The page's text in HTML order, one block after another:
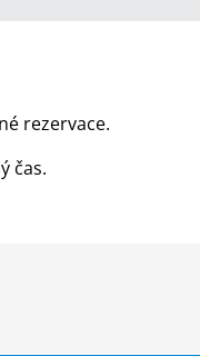
rezervace.
čas.